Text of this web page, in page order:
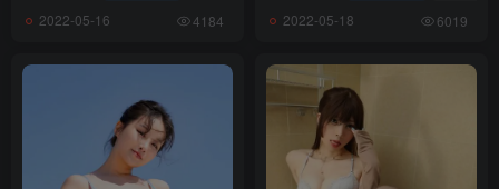
2022-05-16 4184 2022-05-18 6019